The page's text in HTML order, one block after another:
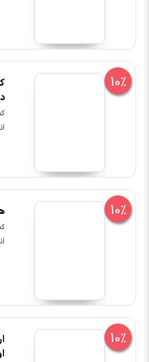
10%
10%
10%